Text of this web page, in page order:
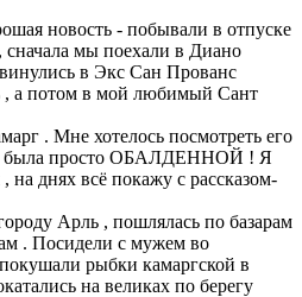
новость - побывали в отпуске
сначала мы поехали в Диано
в Экс Сан Прованс
а потом в мой любимый Сант
. Мне хотелось посмотреть его
была просто ОБАЛДЕННОЙ ! Я
на днях всё покажу с рассказом-
Арль , пошлялась по базарам
. Посидели с мужем во
рыбки камаргской в
на великах по берегу